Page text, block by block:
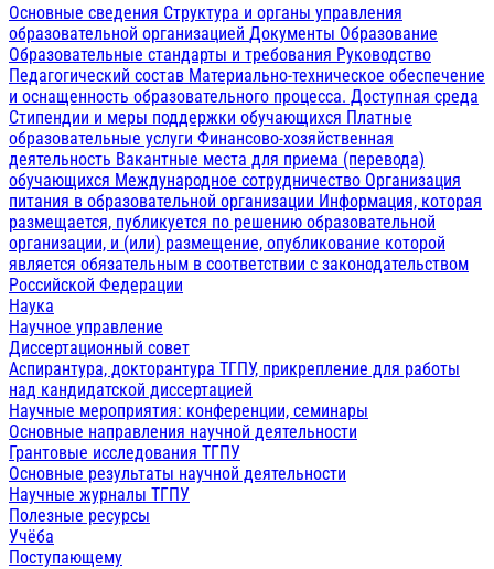
Основные сведения Структура и органы управления
образовательной организацией Документы Образование
Образовательные стандарты и требования Руководство
Педагогический состав Материально-техническое обеспечение
и оснащенность образовательного процесса. Доступная среда
Стипендии и меры поддержки обучающихся Платные
образовательные услуги Финансово-хозяйственная
деятельность Вакантные места для приема (перевода)
обучающихся Международное сотрудничество Организация
питания в образовательной организации Информация, которая
размещается, публикуется по решению образовательной
организации, и (или) размещение, опубликование которой
является обязательным в соответствии с законодательством
Российской Федерации
Наука
Научное управление
Диссертационный совет
Аспирантура, докторантура ТГПУ, прикрепление для работы
над кандидатской диссертацией
Научные мероприятия: конференции, семинары
Основные направления научной деятельности
Грантовые исследования ТГПУ
Основные результаты научной деятельности
Научные журналы ТГПУ
Полезные ресурсы
Учёба
Поступающему